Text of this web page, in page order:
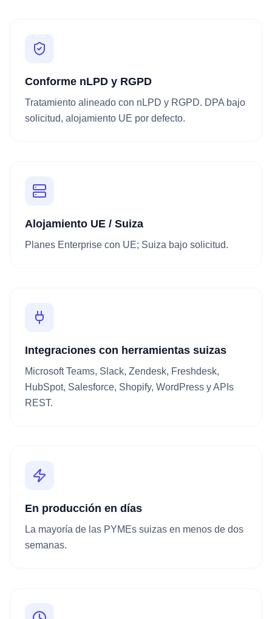
Conforme nLPD y RGPD
Tratamiento alineado con nLPD y RGPD. DPA bajo
solicitud, alojamiento UE por defecto.
Alojamiento UE / Suiza
Planes Enterprise con UE; Suiza bajo solicitud.
Integraciones con herramientas suizas
Microsoft Teams, Slack, Zendesk, Freshdesk,
HubSpot, Salesforce, Shopify, WordPress y APIs
REST.
En producción en días
La mayoría de las PYMEs suizas en menos de dos
semanas.